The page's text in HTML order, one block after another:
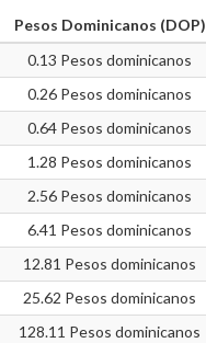
Pesos Dominicanos (DOP)
0.13 Pesos dominicanos
0.26 Pesos dominicanos
0.64 Pesos dominicanos
1.28 Pesos dominicanos
2.56 Pesos dominicanos
6.41 Pesos dominicanos
12.81 Pesos dominicanos
25.62 Pesos dominicanos
128.11 Pesos dominicanos